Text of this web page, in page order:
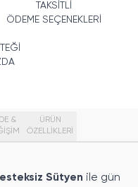
TAKSİTLİ
ÖDEME SEÇENEKLERİ
&
ÜRÜN
ÖZELLIKLERI
Sütyen ile gün